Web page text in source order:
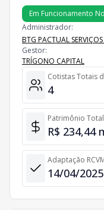
Em Funcionamento
Administrador:
BTG PACTUAL
Gestor:
TRÍGONO CAPITAL
Cotistas Totais
4
Patrimônio
R$ 234,44
Adaptação
14/04/2025